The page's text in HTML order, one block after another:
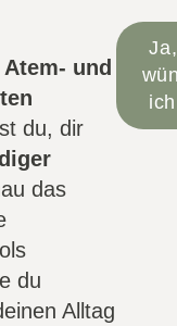
und
du, dir
das
du
Alltag